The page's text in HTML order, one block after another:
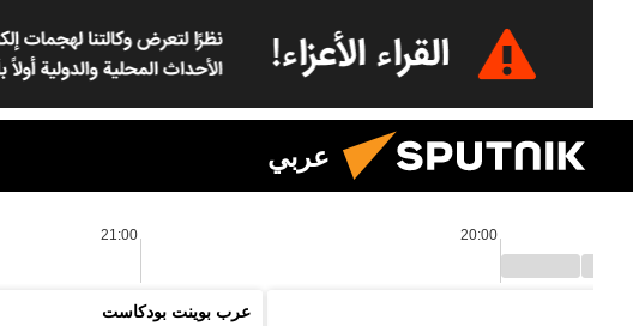
عربي
20:00
21:00
عرب بوينت بودكاست